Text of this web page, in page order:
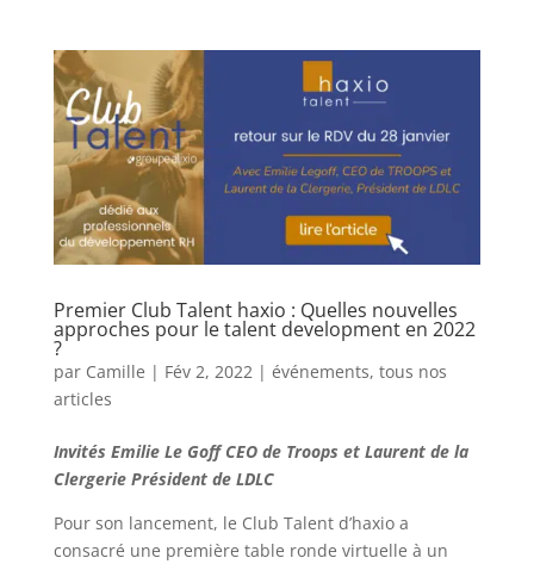
Premier Club Talent haxio : Quelles nouvelles
approches pour le talent development en 2022
?
par Camille | Fév 2, 2022 | événements, tous nos
articles
Invités Emilie Le Goff CEO de Troops et Laurent de la
Clergerie Président de LDLC
Pour son lancement, le Club Talent d’haxio a
consacré une première table ronde virtuelle à un